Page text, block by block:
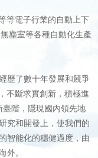
等電子行業的自動上下
塵室等各種自動化生產
歷了數十年發展和競爭
不斷求實創新，積極進
階，隱現國內領先地
究和開發上，使我們的
智能化的穩健過度，由
外。